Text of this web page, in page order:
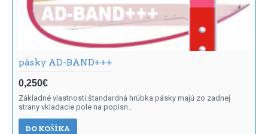
pásky AD-BAND+++
0,250€
Základné vlastnosti:štandardná hrúbka pásky majú zo zadnej
strany vkladacie pole na popisn..
DO KOŠÍKA